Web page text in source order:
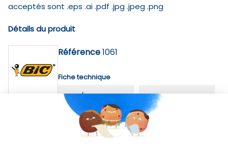
acceptés sont .eps .ai .pdf .jpg .jpeg .png
Détails du produit
Référence1061
Fiche technique
Qty / Crt 250
Origine FR